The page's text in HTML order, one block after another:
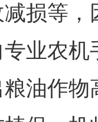
损等
业农
油作